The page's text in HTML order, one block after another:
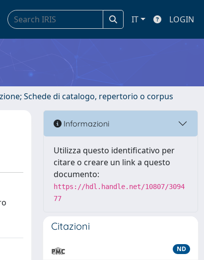
IT LOGIN
Schede di catalogo, repertorio o corpus
Informazioni
Utilizza questo identificativo per
citare o creare un link a questo
documento:
https://hdl.handle.net/10807/3094
77
Citazioni
ND